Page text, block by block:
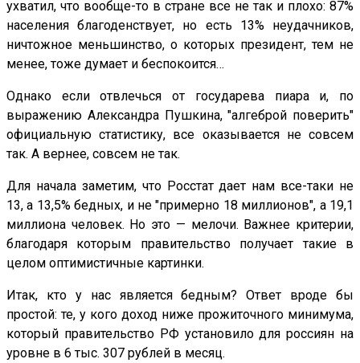
ухватил, что вообще-то в стране все не так и плохо: 87%
населения благоденствует, но есть 13% неудачников,
ничтожное меньшинство, о которых президент, тем не
менее, тоже думает и беспокоится…
Однако если отвлечься от государева пиара и, по
выражению Александра Пушкина, "алгеброй поверить"
официальную статистику, все оказывается не совсем
так. А вернее, совсем не так.
Для начала заметим, что Росстат дает нам все-таки не
13, а 13,5% бедных, и не "примерно 18 миллионов", а 19,1
миллиона человек. Но это — мелочи. Важнее критерии,
благодаря которым правительство получает такие в
целом оптимистичные картинки.
Итак, кто у нас является бедным? Ответ вроде бы
простой: те, у кого доход ниже прожиточного минимума,
который правительство РФ установило для россиян на
уровне в 6 тыс. 307 рублей в месяц.